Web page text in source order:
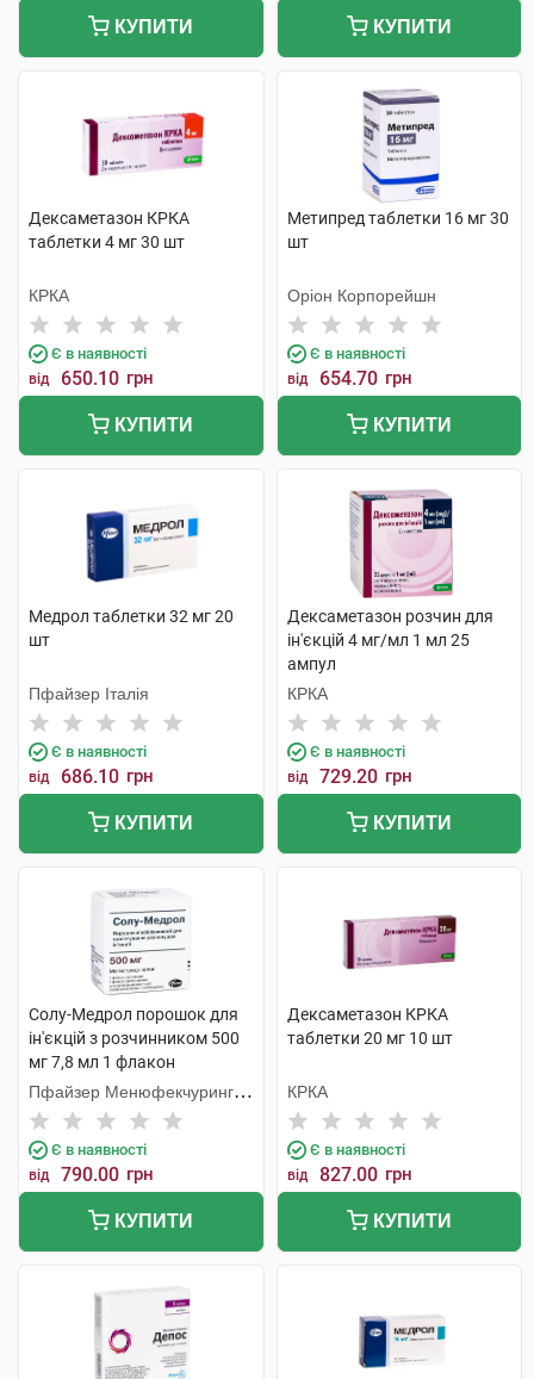
КУПИТИ КУПИТИ
Дексаметазон КРКА
таблетки 4 мг 30 шт
КРКА
Є в наявності
від 650.10 грн
КУПИТИ
Метипред таблетки 16 мг 30
шт
Оріон Корпорейшн
Є в наявності
від 654.70 грн
КУПИТИ
Медрол таблетки 32 мг 20
шт
Пфайзер Італія
Є в наявності
від 686.10 грн
КУПИТИ
Дексаметазон розчин для
ін'єкцій 4 мг/мл 1 мл 25
ампул
КРКА
Є в наявності
від 729.20 грн
КУПИТИ
Солу-Медрол порошок для
ін'єкцій з розчинником 500
мг 7,8 мл 1 флакон
Пфайзер Менюфекчуринг
Бельгія
Є в наявності
від 790.00 грн
КУПИТИ
Дексаметазон КРКА
таблетки 20 мг 10 шт
КРКА
Є в наявності
від 827.00 грн
КУПИТИ